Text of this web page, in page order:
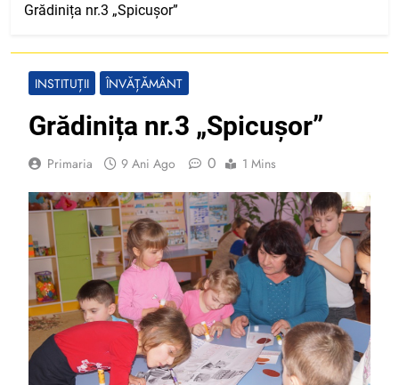
Grădinița nr.3 „Spicușor”
INSTITUȚII ÎNVĂȚĂMÂNT
Grădinița nr.3 „Spicușor”
Primaria 9 Ani Ago 0 1 Mins